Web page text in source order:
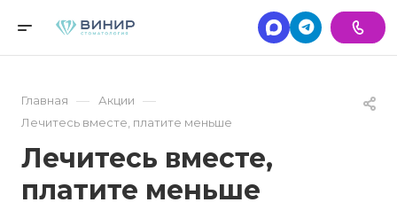
Главная — Акции —
Лечитесь вместе, платите меньше
Лечитесь вместе,
платите меньше